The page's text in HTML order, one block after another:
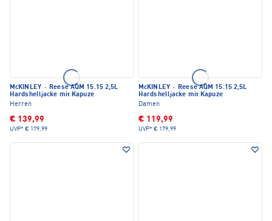
McKINLEY · Reese AQM 15.15 2,5L
Hardshelljacke mit Kapuze
Herren
€ 139,99
UVP* € 179,99
McKINLEY · Reese AQM 15.15 2,5L
Hardshelljacke mit Kapuze
Damen
€ 119,99
UVP* € 179,99